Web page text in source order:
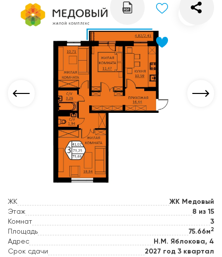
ЖК
ЖК Медовый
Этаж
8 из 15
Комнат
3
Площадь
75.66м 2
Адрес
Н.М. Яблокова, 4
Срок сдачи
2027 год 3 квартал